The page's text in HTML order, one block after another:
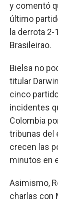
y comentó
último
la derrota
Brasileirao.
Bielsa no
titular
cinco
incidentes
Colombia
tribunas del
crecen las
minutos en
Asimismo,
charlas con